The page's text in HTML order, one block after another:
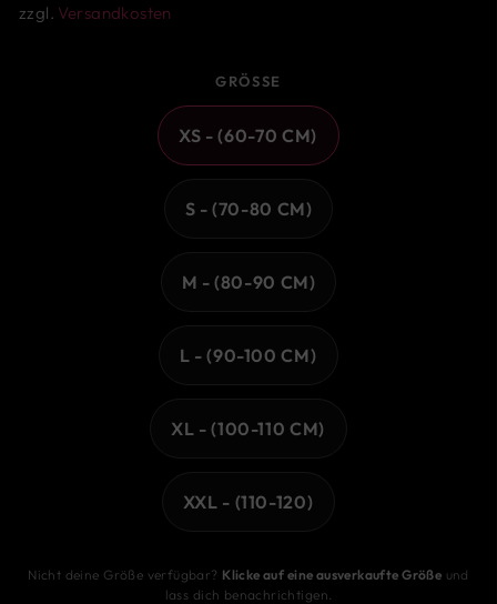
zzgl. Versandkosten
GRÖSSE
XS - (60-70 CM)
S - (70-80 CM)
M - (80-90 CM)
L - (90-100 CM)
XL - (100-110 CM)
XXL - (110-120)
Nicht deine Größe verfügbar? Klicke auf eine ausverkaufte Größe und
lass dich benachrichtigen.